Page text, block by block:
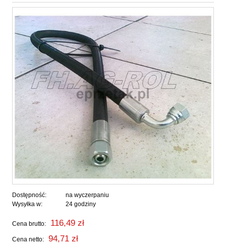
Dostępność:
na wyczerpaniu
Wysyłka w:
24 godziny
Cena brutto: 116,49 zł
Cena netto: 94,71 zł